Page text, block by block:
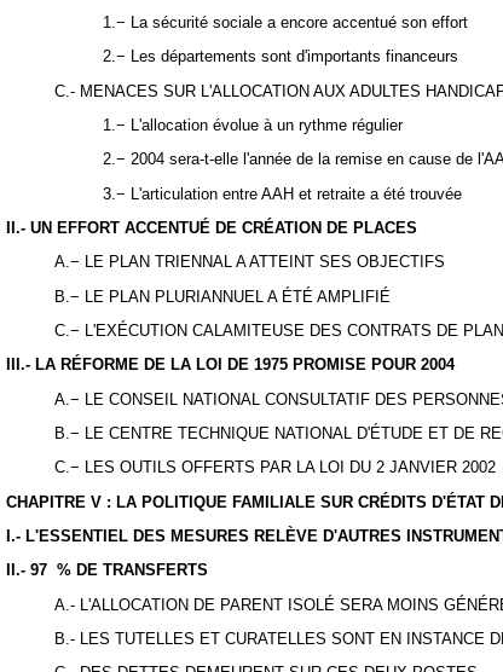
1.− La sécurité sociale a encore accentué son effort
2.− Les départements sont d'importants financeurs
C.- MENACES SUR L'ALLOCATION AUX ADULTES
1.− L'allocation évolue à un rythme régulier
2.− 2004 sera-t-elle l'année de la remise en cause de
3.− L'articulation entre AAH et retraite a été trouvée
II.- UN EFFORT ACCENTUÉ DE CRÉATION DE PLACES
A.− LE PLAN TRIENNAL A ATTEINT SES OBJECTIFS
B.− LE PLAN PLURIANNUEL A ÉTÉ AMPLIFIÉ
C.− L'EXÉCUTION CALAMITEUSE DES CONTRATS DE
III.- LA RÉFORME DE LA LOI DE 1975 PROMISE POUR 2004
A.− LE CONSEIL NATIONAL CONSULTATIF DES
B.− LE CENTRE TECHNIQUE NATIONAL D'ÉTUDE ET DE
C.− LES OUTILS OFFERTS PAR LA LOI DU 2 JANVIER 2002
CHAPITRE V : LA POLITIQUE FAMILIALE SUR CRÉDITS D'ÉTAT
I.- L'ESSENTIEL DES MESURES RELÈVE D'AUTRES
II.- 97 % DE TRANSFERTS
A.- L'ALLOCATION DE PARENT ISOLÉ SERA MOINS
B.- LES TUTELLES ET CURATELLES SONT EN INSTANCE